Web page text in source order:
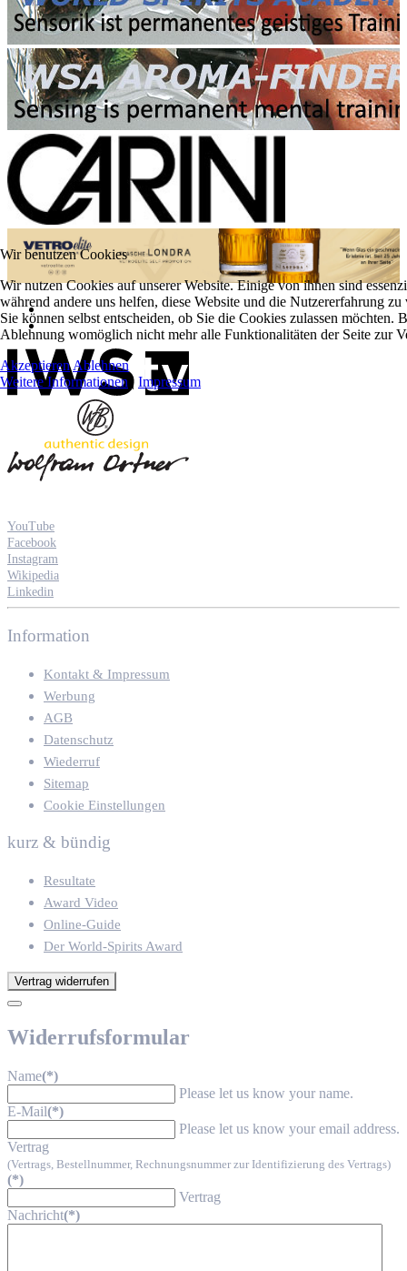
YouTube
Facebook
Instagram
Wikipedia
Linkedin
Information
Kontakt & Impressum
Werbung
AGB
Datenschutz
Wiederruf
Sitemap
Cookie Einstellungen
kurz & bündig
Resultate
Award Video
Online-Guide
Der World-Spirits Award
Vertrag widerrufen
Widerrufsformular
Name(*)
Please let us know your name.
E-Mail(*)
Please let us know your email address.
Vertrag
(Vertrags, Bestellnummer, Rechnungsnummer zur Identifizierung des Vertrags)
(*)
Vertrag
Nachricht(*)
Wir benutzen Cookies
Wir nutzen Cookies auf unserer Website. Einige von ihnen sind
während andere uns helfen, diese Website und die Nutzererfahrung
Sie können selbst entscheiden, ob Sie die Cookies zulassen möchten.
Ablehnung womöglich nicht mehr alle Funktionalitäten der Seite zur
Akzeptieren Ablehnen
Weitere Informationen | Impressum